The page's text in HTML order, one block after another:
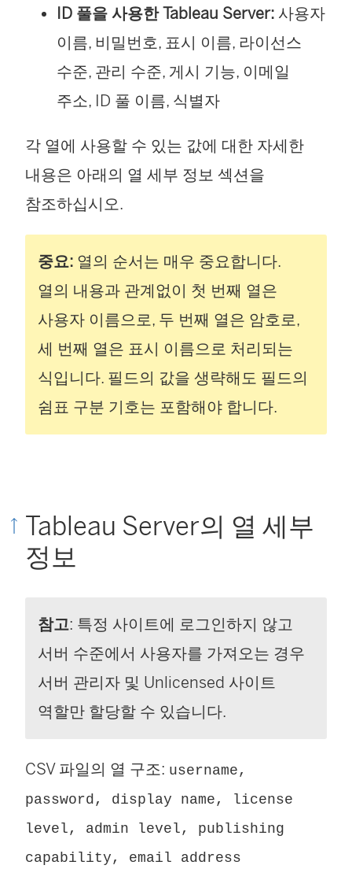
ID 풀을 사용한 Tableau Server: 사용자
이름, 비밀번호, 표시 이름, 라이선스
수준, 관리 수준, 게시 기능, 이메일
주소, ID 풀 이름, 식별자
각 열에 사용할 수 있는 값에 대한 자세한
내용은 아래의 열 세부 정보 섹션을
참조하십시오.
중요: 열의 순서는 매우 중요합니다.
열의 내용과 관계없이 첫 번째 열은
사용자 이름으로, 두 번째 열은 암호로,
세 번째 열은 표시 이름으로 처리되는
식입니다. 필드의 값을 생략해도 필드의
쉼표 구분 기호는 포함해야 합니다.
Tableau Server의 열 세부
정보
참고: 특정 사이트에 로그인하지 않고
서버 수준에서 사용자를 가져오는 경우
서버 관리자 및 Unlicensed 사이트
역할만 할당할 수 있습니다.
CSV 파일의 열 구조: username,
password, display name, license
level, admin level, publishing
capability, email address